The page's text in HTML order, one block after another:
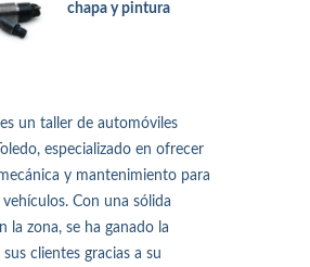
chapa y pintura
un taller de automóviles
especializado en ofrecer
y mantenimiento para
Con una sólida
la zona, se ha ganado la
clientes gracias a su